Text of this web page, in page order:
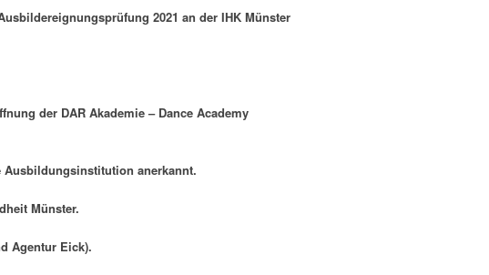
2021 an der IHK Münster
der DAR Akademie – Dance Academy
Ausbildungsinstitution anerkannt.
Münster.
Agentur Eick).